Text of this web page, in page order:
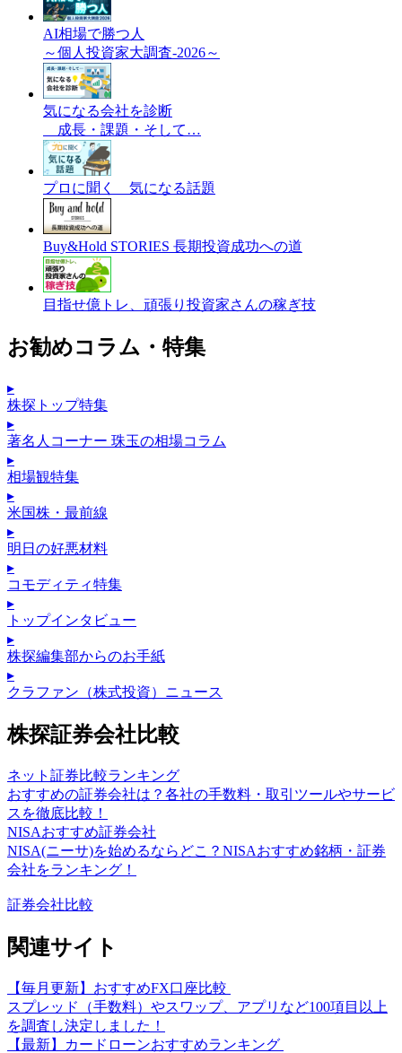
AI相場で勝つ人
～個人投資家大調査-2026～
気になる会社を診断
成長・課題・そして…
プロに聞く 気になる話題
Buy&Hold STORIES 長期投資成功への道
目指せ億トレ、頑張り投資家さんの稼ぎ技
お勧めコラム・特集
▸
株探トップ特集
▸
著名人コーナー 珠玉の相場コラム
▸
相場観特集
▸
米国株・最前線
▸
明日の好悪材料
▸
コモディティ特集
▸
トップインタビュー
▸
株探編集部からのお手紙
▸
クラファン（株式投資）ニュース
株探証券会社比較
ネット証券比較ランキング
おすすめの証券会社は？各社の手数料・取引ツールやサービ
スを徹底比較！
NISAおすすめ証券会社
NISA(ニーサ)を始めるならどこ？NISAおすすめ銘柄・証券
会社をランキング！
証券会社比較
関連サイト
【毎月更新】おすすめFX口座比較
スプレッド（手数料）やスワップ、アプリなど100項目以上
を調査し決定しました！
【最新】カードローンおすすめランキング